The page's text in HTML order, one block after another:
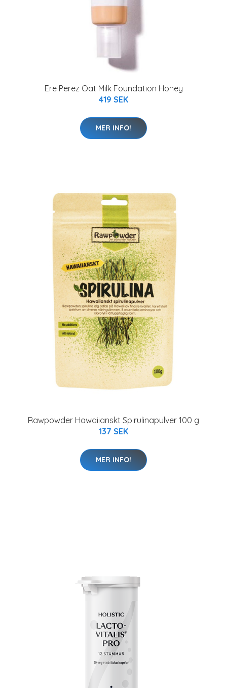
Ere Perez Oat Milk Foundation Honey
419 SEK
MER INFO!
Rawpowder Hawaiianskt Spirulinapulver 100 g
137 SEK
MER INFO!